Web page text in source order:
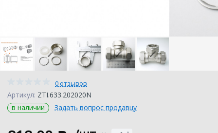
0 отзывов
Артикул: ZTI.633.202020N
в наличии
Задать вопрос продавцу